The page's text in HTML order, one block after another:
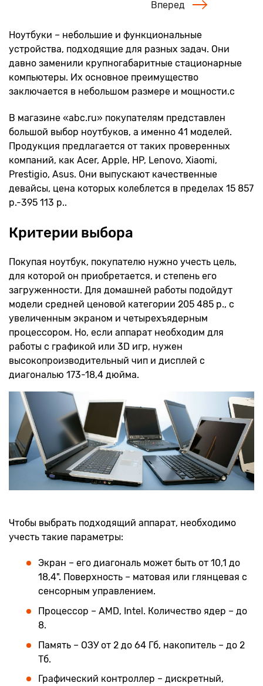
Вперед
Ноутбуки – небольшие и функциональные
устройства, подходящие для разных задач. Они
давно заменили крупногабаритные стационарные
компьютеры. Их основное преимущество
заключается в небольшом размере и мощности.с
В магазине «abc.ru» покупателям представлен
большой выбор ноутбуков, а именно 41 моделей.
Продукция предлагается от таких проверенных
компаний, как Acer, Apple, HP, Lenovo, Xiaomi,
Prestigio, Asus. Они выпускают качественные
девайсы, цена которых колеблется в пределах 15 857
р.-395 113 р..
Критерии выбора
Покупая ноутбук, покупателю нужно учесть цель,
для которой он приобретается, и степень его
загруженности. Для домашней работы подойдут
модели средней ценовой категории 205 485 р., с
увеличенным экраном и четырехъядерным
процессором. Но, если аппарат необходим для
работы с графикой или 3D игр, нужен
высокопроизводительный чип и дисплей с
диагональю 173-18,4 дюйма.
Чтобы выбрать подходящий аппарат, необходимо
учесть такие параметры:
Экран – его диагональ может быть от 10,1 до
18,4". Поверхность – матовая или глянцевая с
сенсорным управлением.
Процессор – AMD, Intel. Количество ядер – до
8.
Память – ОЗУ от 2 до 64 Гб, накопитель – до 2
Тб.
Графический контроллер – дискретный,